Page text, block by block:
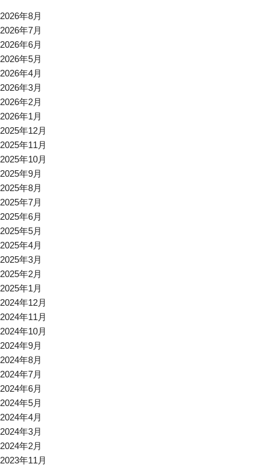
2026年8月
2026年7月
2026年6月
2026年5月
2026年4月
2026年3月
2026年2月
2026年1月
2025年12月
2025年11月
2025年10月
2025年9月
2025年8月
2025年7月
2025年6月
2025年5月
2025年4月
2025年3月
2025年2月
2025年1月
2024年12月
2024年11月
2024年10月
2024年9月
2024年8月
2024年7月
2024年6月
2024年5月
2024年4月
2024年3月
2024年2月
2023年11月